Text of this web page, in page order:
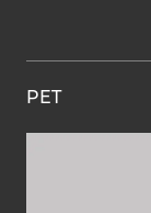
PET